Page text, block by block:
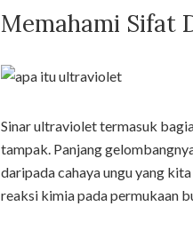
Memahami Sifat
Sinar ultraviolet termasuk
tampak. Panjang
daripada cahaya ungu yang
reaksi kimia pada permukaan